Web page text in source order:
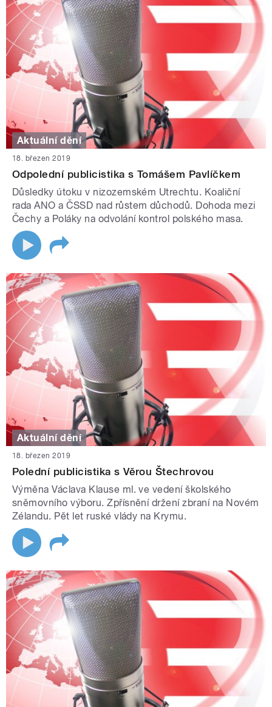
Aktuální dění
18. březen 2019
Odpolední publicistika s Tomášem Pavlíčkem
Důsledky útoku v nizozemském Utrechtu. Koaliční
rada ANO a ČSSD nad růstem důchodů. Dohoda mezi
Čechy a Poláky na odvolání kontrol polského masa.
Aktuální dění
18. březen 2019
Polední publicistika s Věrou Štechrovou
Výměna Václava Klause ml. ve vedení školského
sněmovního výboru. Zpřísnění držení zbraní na Novém
Zélandu. Pět let ruské vlády na Krymu.